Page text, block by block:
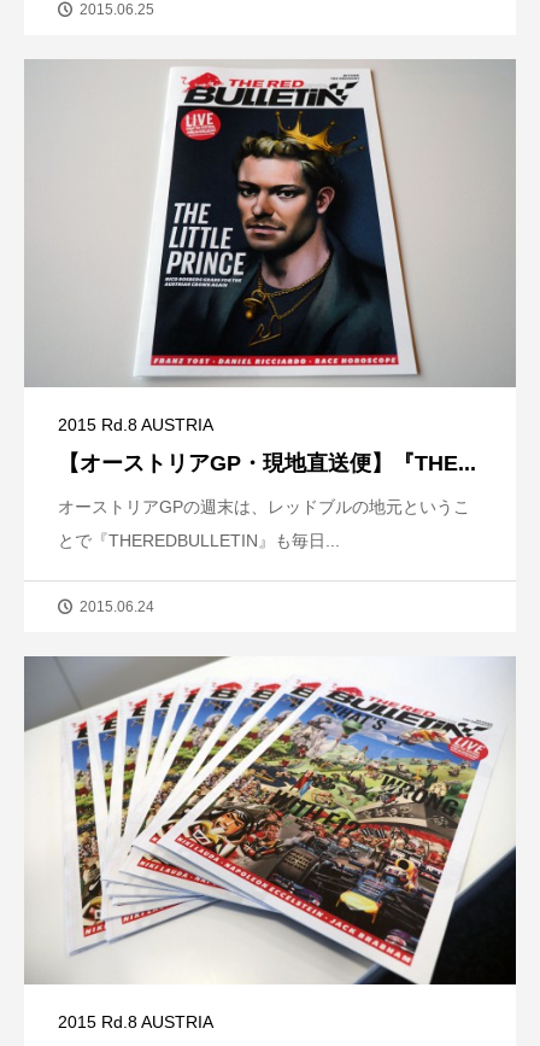
2015.06.25
2015 Rd.8 AUSTRIA
【オーストリアGP・現地直送便】『THE...
オーストリアGPの週末は、レッドブルの地元というこ
とで『THEREDBULLETIN』も毎日...
2015.06.24
2015 Rd.8 AUSTRIA